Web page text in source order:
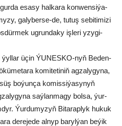
esa­sy hal­ka­ra kon­wen­si­ýa­
ga­ly­ber­se-de, tu­tuş se­bi­ti­mi­zi
ug­run­da­ky iş­le­ri yzy­gi­
ýyl­lar üçin ÝUNESKO-nyň Be­den­
ko­mi­te­ti­niň ag­za­ly­gy­na,
bo­ýun­ça ko­mis­si­ýa­sy­nyň
saý­la­n­ma­gy bol­sa, ýur­
Ýurdumyzyň Bi­ta­rap­lyk hu­kuk
de­re­je­de alnyp baryl­ýan be­ýik